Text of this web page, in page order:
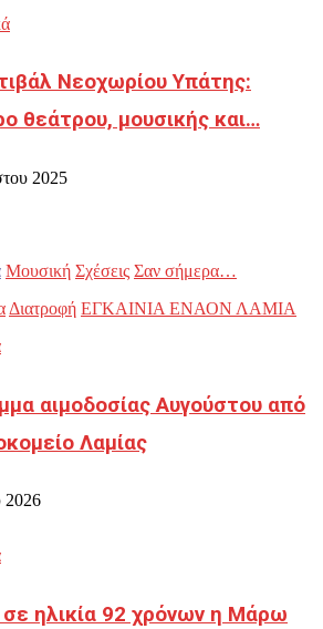
Νεοχωρίου Υπάτης:
θεάτρου, μουσικής και…
2025
Μουσική Σχέσεις Σαν σήμερα…
Διατροφή ΕΓΚΑΙΝΙΑ ΕΝΑΟΝ ΛΑΜΙΑ
αιμοδοσίας Αυγούστου από
Λαμίας
2026
ηλικία 92 χρόνων η Μάρω